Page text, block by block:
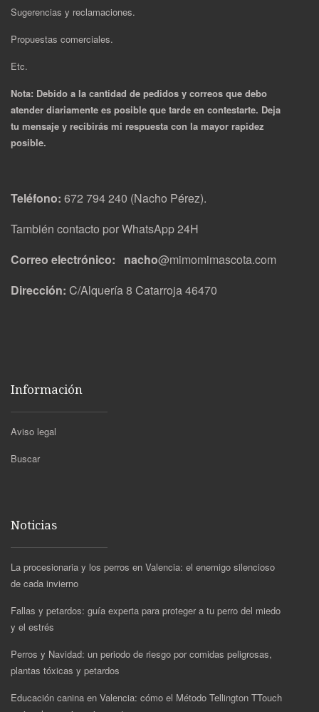
Sugerencias y reclamaciones.
Propuestas comerciales.
Etc.
Nota: Debido a la cantidad de pedidos y correos que debo
atender diariamente es posible que tarde en contestarte. Deja
tu mensaje y recibirás mi respuesta con la mayor rapidez
posible.
Teléfono: 672 794 240 (Nacho Pérez).
También contacto por WhatsApp 24H
Correo electrónico: nacho@mimomimascota.com
Dirección: C/Alquería 8 Catarroja 46470
Información
Aviso legal
Buscar
Noticias
La procesionaria y los perros en Valencia: el enemigo silencioso
de cada invierno
Fallas y petardos: guía experta para proteger a tu perro del miedo
y el estrés
Perros y Navidad: un periodo de riesgo por comidas peligrosas,
plantas tóxicas y petardos
Educación canina en Valencia: cómo el Método Tellington TTouch